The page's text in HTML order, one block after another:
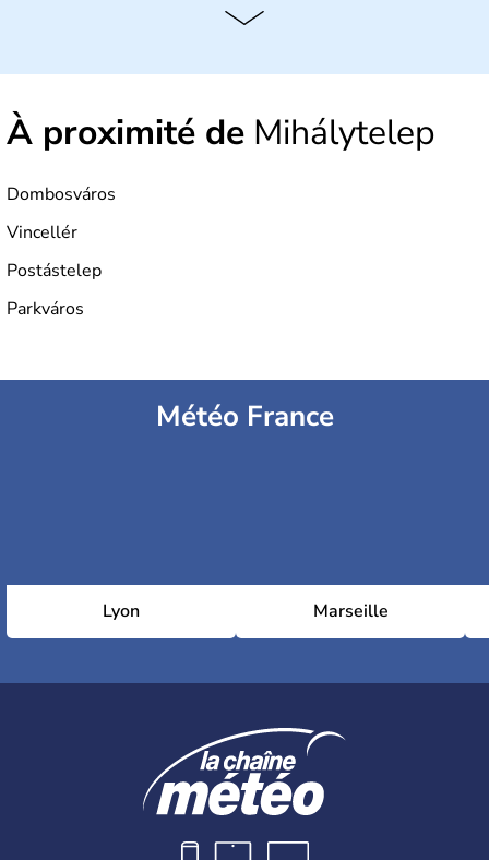
Histoire et administration
depuis 2004, la Hongrie est aussi appelée « pays magyar
pays dont la langue est bien-sûr le hongrois et la
monnaie le forint. Sa capitale s'appelle Budapest.
développée en Hongrie.
À proximité de Mihálytelep
Dombosváros
Vincellér
Postástelep
Parkváros
Météo France
Lyon Marseille